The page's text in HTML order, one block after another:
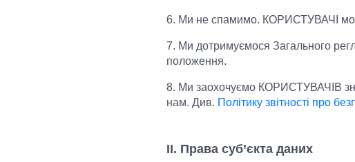
6. Ми не спамимо. КОРИСТУВАЧІ
7. Ми дотримуємося Загального
положення.
8. Ми заохочуємо КОРИСТУВАЧІВ
нам. Див. Політику звітності про
II. Права суб’єкта даних